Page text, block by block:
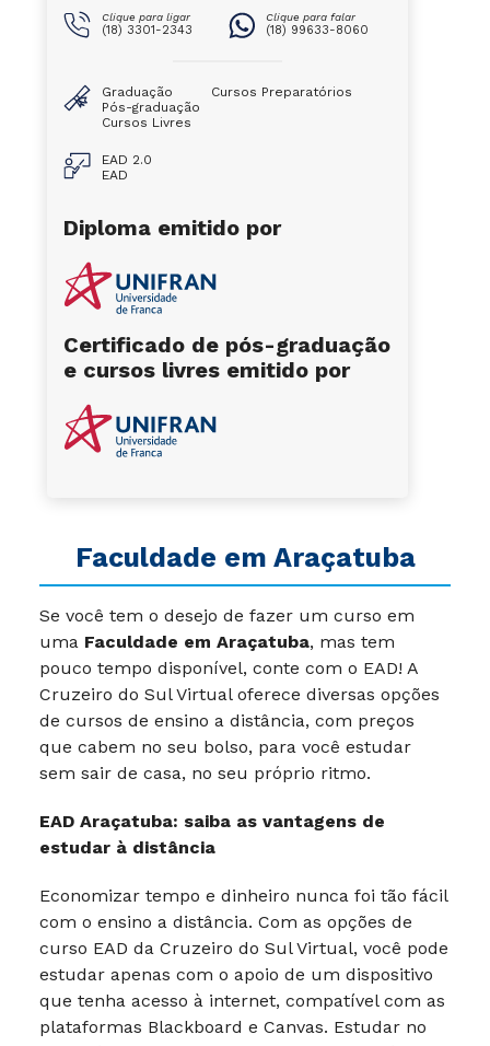
Faculdade em Araçatuba
Se você tem o desejo de fazer um curso em
uma Faculdade em Araçatuba, mas tem
pouco tempo disponível, conte com o EAD! A
Cruzeiro do Sul Virtual oferece diversas opções
de cursos de ensino a distância, com preços
que cabem no seu bolso, para você estudar
sem sair de casa, no seu próprio ritmo.
EAD Araçatuba: saiba as vantagens de
estudar à distância
Economizar tempo e dinheiro nunca foi tão fácil
com o ensino a distância. Com as opções de
curso EAD da Cruzeiro do Sul Virtual, você pode
estudar apenas com o apoio de um dispositivo
que tenha acesso à internet, compatível com as
plataformas Blackboard e Canvas. Estudar no
Clique para ligar
(18) 3301-2343
Clique para falar
(18) 99633-8060
Graduação
Pós-graduação
Cursos Livres
Cursos Preparatórios
EAD 2.0
EAD
Diploma emitido por
Certificado de pós-graduação
e cursos livres emitido por